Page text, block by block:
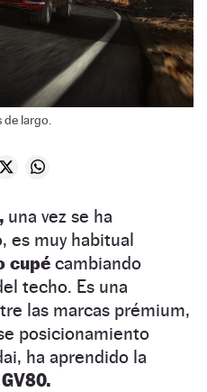
de largo.
una vez se ha
es muy habitual
cupé cambiando
techo. Es una
las marcas prémium,
posicionamiento
ha aprendido la